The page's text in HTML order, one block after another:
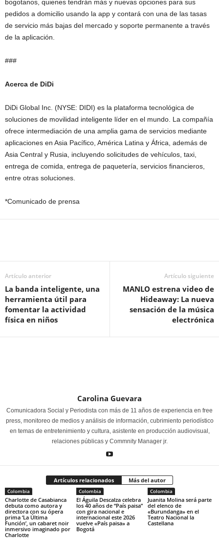
bogotanos, quienes tendrán más y nuevas opciones para sus
pedidos a domicilio usando la app y contará con una de las tasas
de servicio más bajas del mercado y soporte permanente a través
de la aplicación.
###
Acerca de DiDi
DiDi Global Inc. (NYSE: DIDI) es la plataforma tecnológica de
soluciones de movilidad inteligente líder en el mundo. La compañía
ofrece intermediación de una amplia gama de servicios mediante
aplicaciones en Asia Pacífico, América Latina y África, además de
Asia Central y Rusia, incluyendo solicitudes de vehículos, taxi,
entrega de comida, entrega de paquetería, servicios financieros,
entre otras soluciones.
*Comunicado de prensa
Artículo anterior
La banda inteligente, una
herramienta útil para
fomentar la actividad
física en niños
Artículo siguiente
MANLO estrena video de
Hideaway: La nueva
sensación de la música
electrónica
Carolina Guevara
Comunicadora Social y Periodista con más de 11 años de experiencia en free
press, monitoreo de medios y análisis de información, cubrimiento periodístico
en temas de entretenimiento y cultura, asistente en producción audiovisual,
relaciones públicas y Commnity Manager jr.
Artículos relacionados Más del autor
Colombia
Charlotte de Casabianca
debuta como autora y
directora con su ópera
prima ‘La Última
Función’, un cabaret noir
inmersivo imaginado por
Charlotte
Colombia
El Águila Descalza celebra
los 40 años de “País paisa”
con gira nacional e
internacional este 2026
vuelve «País paisa» a
Bogotá
Colombia
Juanita Molina será parte
del elenco de
«Burundanga» en el
Teatro Nacional la
Castellana